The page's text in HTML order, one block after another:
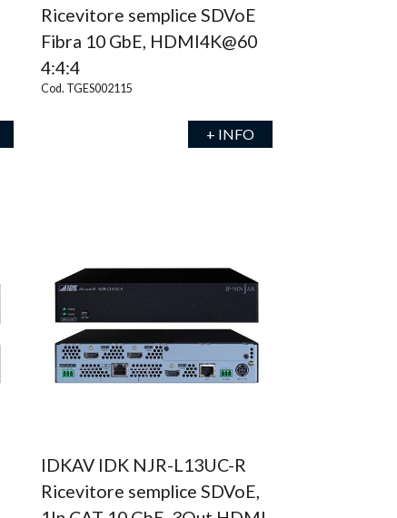
Ricevitore semplice SDVoE
Fibra 10 GbE, HDMI4K@60
4:4:4
Cod. TGES002115
+ INFO
IDKAV IDK NJR-L13UC-R
Ricevitore semplice SDVoE,